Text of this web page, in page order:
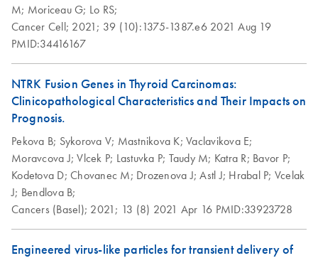
QIAwave DNA/RNA
Mini Kit Quick-Start
Protocol
EN Download
M; Moriceau G; Lo RS;
Cancer Cell; 2021; 39 (10):1375-1387.e62021 Aug 19
PMID:34416167
NTRK Fusion Genes in Thyroid Carcinomas:
Clinicopathological Characteristics and Their Impacts on
Prognosis.
Pekova B; Sykorova V; Mastnikova K; Vaclavikova E;
Moravcova J;Vlcek P; Lastuvka P; Taudy M; Katra R; Bavor P;
Kodetova D; Chovanec M; Drozenova J;Astl J; Hrabal P; Vcelak
J; Bendlova B;
Cancers (Basel); 2021; 13 (8) 2021 Apr 16 PMID:33923728
Engineered virus-like particles for transient delivery of